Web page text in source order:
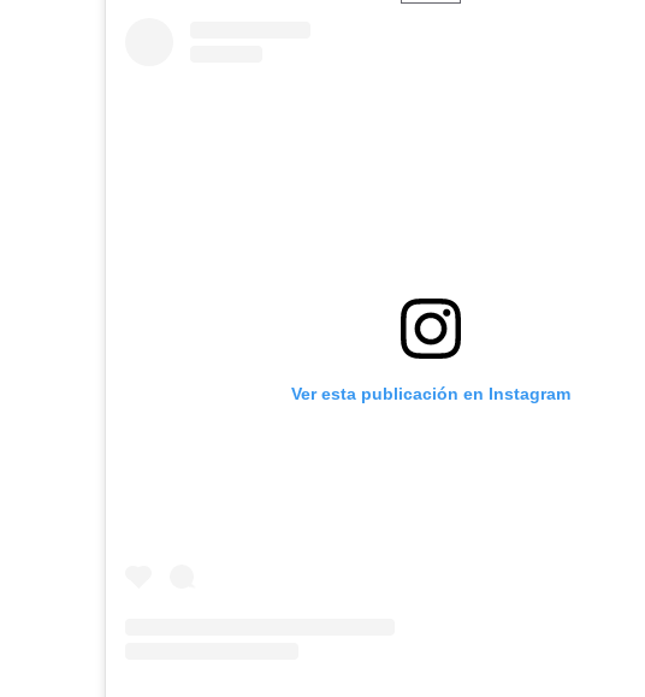
Ver esta publicación en Instagram